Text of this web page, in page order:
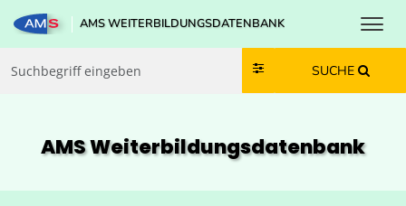
Zum Inhalt springen
Zum Navmenü springen
Zur Suche springen
Zur Footer springen
AMS WEITERBILDUNGSDATENBANK
SUCHE
AMS Weiterbildungs­datenbank